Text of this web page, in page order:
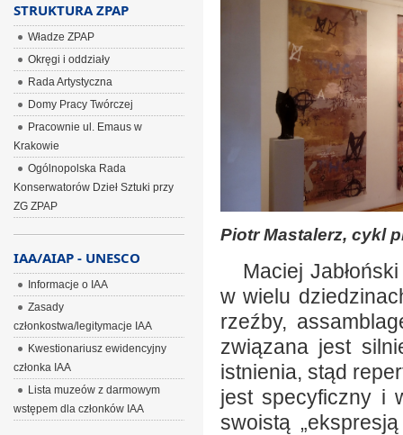
Piotr Mastalerz, cykl
Maciej
w wielu
rzeźby,
związana jest
istnienia, stąd
jest specyficzny i
swoistą
STRUKTURA ZPAP
Władze ZPAP
Okręgi i oddziały
Rada Artystyczna
Domy Pracy Twórczej
Pracownie ul. Emaus w
Krakowie
Ogólnopolska Rada
Konserwatorów Dzieł Sztuki przy
ZG ZPAP
IAA/AIAP - UNESCO
Informacje o IAA
Zasady
członkostwa/legitymacje IAA
Kwestionariusz ewidencyjny
członka IAA
Lista muzeów z darmowym
wstępem dla członków IAA